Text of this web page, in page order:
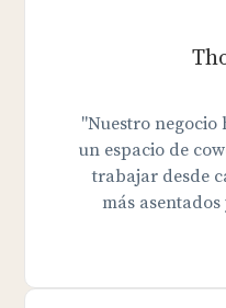
"Nuestro negocio
un espacio de
trabajar desde
más